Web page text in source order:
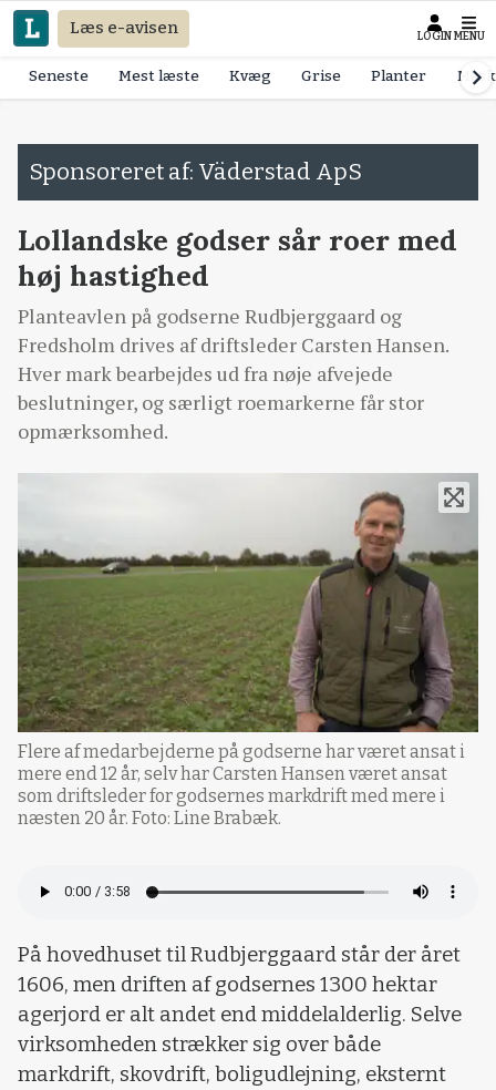
Læs e-avisen LOGIN MENU
Seneste Mest læste Kvæg Grise Planter
Sponsoreret af: Väderstad ApS
Lollandske godser sår roer med
høj hastighed
Planteavlen på godserne Rudbjerggaard og
Fredsholm drives af driftsleder Carsten Hansen.
Hver mark bearbejdes ud fra nøje afvejede
beslutninger, og særligt roemarkerne får stor
opmærksomhed.
Flere af medarbejderne på godserne har været ansat i
mere end 12 år, selv har Carsten Hansen været ansat
som driftsleder for godsernes markdrift med mere i
næsten 20 år. Foto: Line Brabæk.
På hovedhuset til Rudbjerggaard står der året
1606, men driften af godsernes 1300 hektar
agerjord er alt andet end middelalderlig. Selve
virksomheden strækker sig over både
markdrift, skovdrift, boligudlejning, eksternt